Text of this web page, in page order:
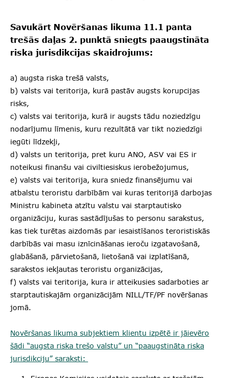
Savukārt Novēršanas likuma 11.1 panta
trešās daļas 2. punktā sniegts paaugstināta
riska jurisdikcijas skaidrojums:
a) augsta riska trešā valsts,
b) valsts vai teritorija, kurā pastāv augsts korupcijas
risks,
c) valsts vai teritorija, kurā ir augsts tādu noziedzīgu
nodarījumu līmenis, kuru rezultātā var tikt noziedzīgi
iegūti līdzekļi,
d) valsts un teritorija, pret kuru ANO, ASV vai ES ir
noteikusi finanšu vai civiltiesiskus ierobežojumus,
e) valsts vai teritorija, kura sniedz finansējumu vai
atbalstu teroristu darbībām vai kuras teritorijā darbojas
Ministru kabineta atzītu valstu vai starptautisko
organizāciju, kuras sastādījušas to personu sarakstus,
kas tiek turētas aizdomās par iesaistīšanos teroristiskās
darbībās vai masu iznīcināšanas ieroču izgatavošanā,
glabāšanā, pārvietošanā, lietošanā vai izplatīšanā,
sarakstos iekļautas teroristu organizācijas,
f) valsts vai teritorija, kura ir atteikusies sadarboties ar
starptautiskajām organizācijām NILL/TF/PF novēršanas
jomā.
Novēršanas likuma subjektiem klientu izpētē ir jāievēro
šādi “augsta riska trešo valstu” un “paaugstināta riska
jurisdikciju” saraksti: